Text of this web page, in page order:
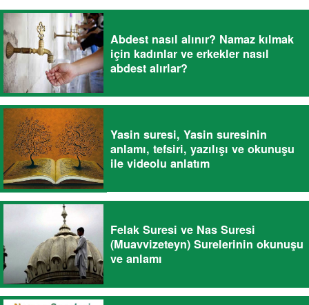
Abdest nasıl alınır? Namaz kılmak
için kadınlar ve erkekler nasıl
abdest alırlar?
Yasin suresi, Yasin suresinin
anlamı, tefsiri, yazılışı ve okunuşu
ile videolu anlatım
Felak Suresi ve Nas Suresi
(Muavvizeteyn) Surelerinin okunuşu
ve anlamı